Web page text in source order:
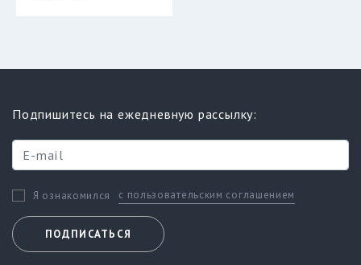
Подпишитесь на ежедневную рассылку:
Я ознакомился с пользовательским соглашением
ПОДПИСАТЬСЯ